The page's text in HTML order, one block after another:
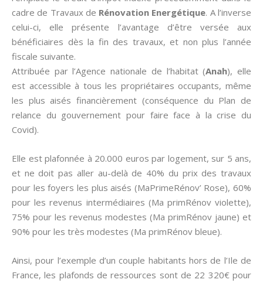
cadre de Travaux de Rénovation Energétique. A l’inverse
celui-ci, elle présente l’avantage d’être versée aux
bénéficiaires dès la fin des travaux, et non plus l’année
fiscale suivante.
Attribuée par l’Agence nationale de l’habitat (Anah), elle
est accessible à tous les propriétaires occupants, même
les plus aisés financièrement (conséquence du Plan de
relance du gouvernement pour faire face à la crise du
Covid).
Elle est plafonnée à 20.000 euros par logement, sur 5 ans,
et ne doit pas aller au-delà de 40% du prix des travaux
pour les foyers les plus aisés (MaPrimeRénov’ Rose), 60%
pour les revenus intermédiaires (Ma primRénov violette),
75% pour les revenus modestes (Ma primRénov jaune) et
90% pour les très modestes (Ma primRénov bleue).
Ainsi, pour l’exemple d’un couple habitants hors de l’Ile de
France, les plafonds de ressources sont de 22 320€ pour